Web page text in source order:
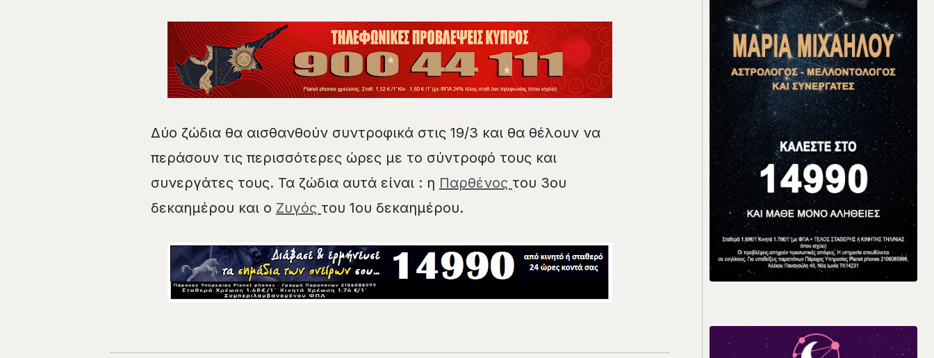
​Δύο ζώδια θα αισθανθούν συντροφικά στις 19/3 και θα θέλουν να
περάσουν τις περισσότερες ώρες με το σύντροφό τους και
συνεργάτες τους. Τα ζώδια αυτά είναι : η Παρθένος του 3ου
δεκαημέρου και ο Ζυγός του 1ου δεκαημέρου.